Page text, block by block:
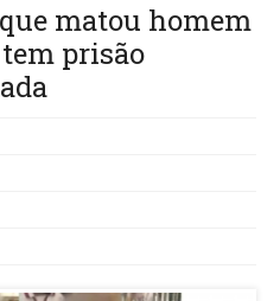
matou homem
prisão